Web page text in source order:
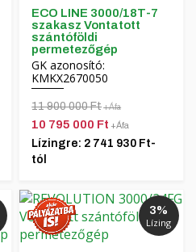
ECO LINE 3000/18T-7
szakasz Vontatott
szántóföldi
permetezőgép
GK azonosító:
KMKX2670050
11 900 000 Ft+Áfa
10 795 000 Ft +Áfa
Lízingre: 2 741 930 Ft-
tól
3%
Lízing